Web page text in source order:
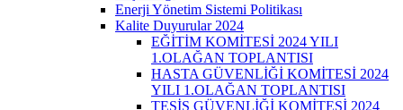
Enerji Yönetim Sistemi Politikası
Kalite Duyurular 2024
EĞİTİM KOMİTESİ 2024 YILI
1.OLAĞAN TOPLANTISI
HASTA GÜVENLİĞİ KOMİTESİ 2024
YILI 1.OLAĞAN TOPLANTISI
TESİS GÜVENLİĞİ KOMİTESİ 2024